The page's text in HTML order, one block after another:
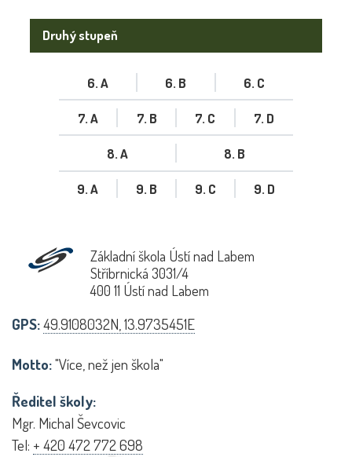
Druhý stupeň
6. A 6. B 6. C
7. A 7. B 7. C 7. D
8. A 8. B
9. A 9. B 9. C 9. D
Základní škola Ústí nad Labem
Stříbrnická 3031/4
400 11 Ústí nad Labem
GPS:49.9108032N, 13.9735451E
Motto:"Více, než jen škola"
Ředitel školy:
Mgr. Michal Ševcovic
Tel: + 420 472 772 698